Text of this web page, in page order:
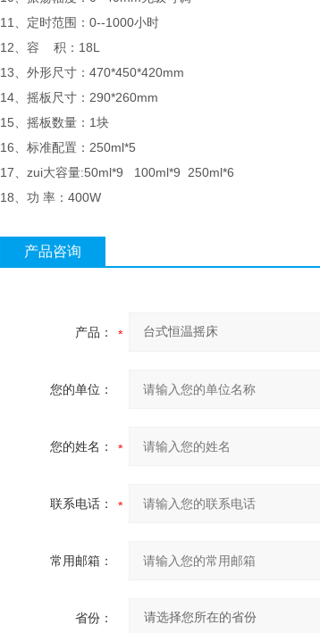
11、定时范围：0--1000小时
12、容 积：18L
13、外形尺寸：470*450*420mm
14、摇板尺寸：290*260mm
15、摇板数量：1块
16、标准配置：250ml*5
17、zui大容量:50ml*9 100ml*9 250ml*6
18、功 率：400W
产品咨询
产品：
您的单位：
您的姓名：
联系电话：
常用邮箱：
省份：